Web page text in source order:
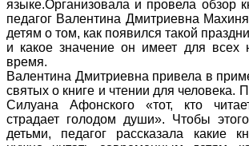
языке.Организовала и провела обзор
педагог Валентина Дмитриевна
детям о том, как появился такой
и какое значение он имеет для всех
время.
Валентина Дмитриевна привела в
святых о книге и чтении для человека.
Силуана Афонского «тот, кто
страдает голодом души». Чтобы
детьми, педагог рассказала какие